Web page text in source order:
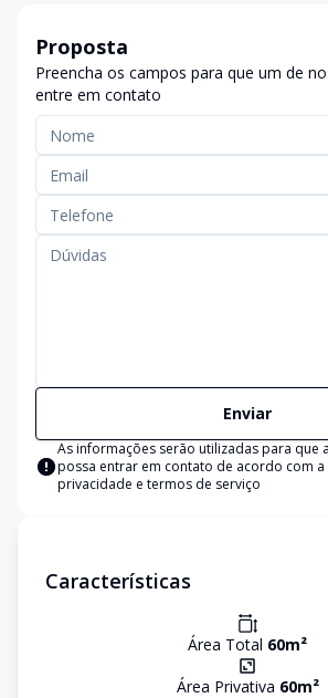
Proposta
Preencha os campos para que um de
entre em contato
Enviar
As informações serão utilizadas para que
possa entrar em contato de acordo com a
privacidade e termos de serviço
Características
Área Total 60m²
Área Privativa 60m²